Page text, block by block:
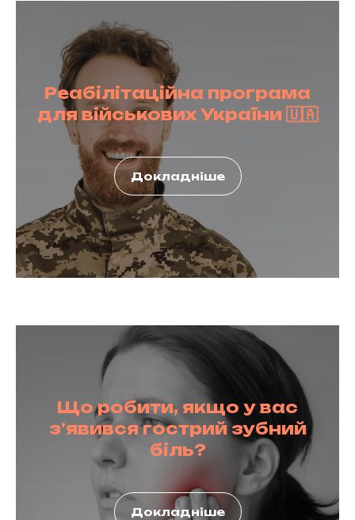
Реабілітаційна програма
для військових України 🇺🇦
Докладніше
Що робити, якщо у вас
з’явився гострий зубний
біль?
Докладніше